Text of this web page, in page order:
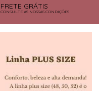
FRETE GRÁTIS
CONSULTE AS NOSSAS CONDIÇÕES